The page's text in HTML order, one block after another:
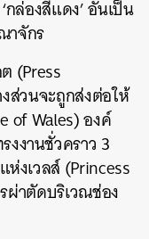
กล่องสีแดง’ อันเป็น
จักร
(Press
ส่วนจะถูกส่งต่อให้
of Wales) องค์
งานชั่วคราว 3
งเวลส์ (Princess
ผ่าตัดบริเวณช่อง